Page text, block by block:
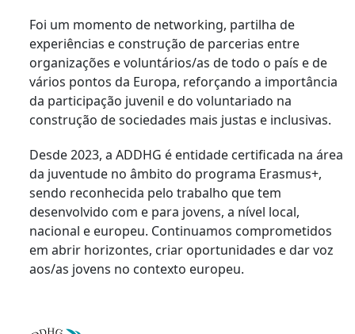
Foi um momento de networking, partilha de
experiências e construção de parcerias entre
organizações e voluntários/as de todo o país e de
vários pontos da Europa, reforçando a importância
da participação juvenil e do voluntariado na
construção de sociedades mais justas e inclusivas.
Desde 2023, a ADDHG é entidade certificada na área
da juventude no âmbito do programa Erasmus+,
sendo reconhecida pelo trabalho que tem
desenvolvido com e para jovens, a nível local,
nacional e europeu. Continuamos comprometidos
em abrir horizontes, criar oportunidades e dar voz
aos/as jovens no contexto europeu.